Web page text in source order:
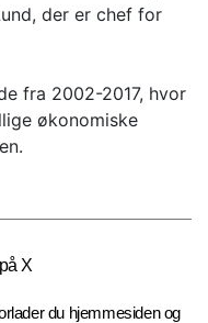
der er chef for
fra 2002-2017, hvor
økonomiske
X
du hjemmesiden og